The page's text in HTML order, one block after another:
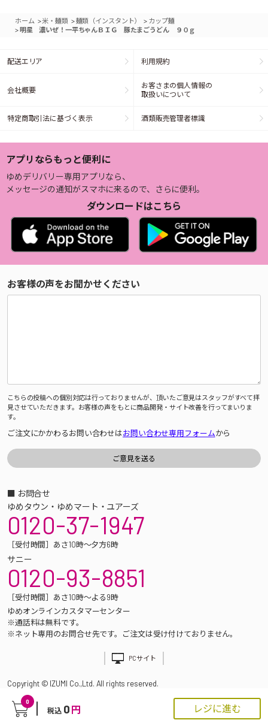
0
税込 0 円 レジに進む
ホーム >米・麺類 >麺類（インスタント） > カップ麺
> 明星 濃いぜ！一平ちゃんＢＩＧ 豚たまごうどん ９０ｇ
配送エリア 利用規約
会社概要
お客さまの個人情報の
取扱いについて
特定商取引法に基づく表示 酒類販売管理者標識
アプリならもっと便利に
ゆめデリバリー専用アプリなら、
メッセージの通知がスマホに来るので、さらに便利。
ダウンロードはこちら
お客様の声をお聞かせください
こちらの投稿への個別対応は行っておりませんが、頂いたご意見はスタッフがすべて拝
見させていただきます。お客様の声をもとに商品開発・サイト改善を行ってまいりま
す。
ご注文にかかわるお問い合わせはお問い合わせ専用フォームから
■ お問合せ
ゆめタウン・ゆめマート・ユアーズ
0120-37-1947
［受付時間］あさ10時～夕方6時
サニー
0120-93-8851
［受付時間］あさ10時～よる9時
ゆめオンラインカスタマーセンター
※通話料は無料です。
※ネット専用のお問合せ先です。ご注文は受け付けておりません。
PCサイト
Copyright © IZUMI Co.,Ltd. All rights reserved.